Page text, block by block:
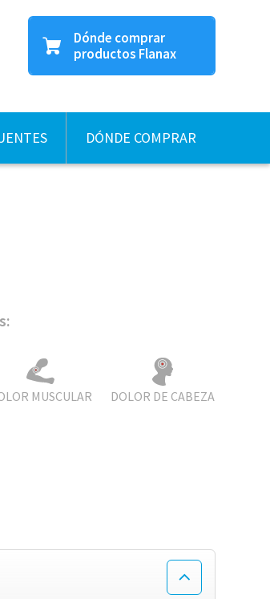
Dónde comprar
productos Flanax
Encuentra tiendas con
Compraen tiendas de
DÓNDE COMPRAR
MUSCULAR DOLOR DE CABEZA